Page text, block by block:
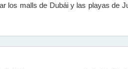
los malls de Dubái y las playas de